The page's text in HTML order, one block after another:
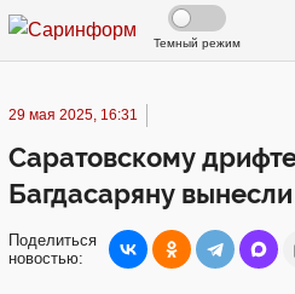
Темный режим
29 мая 2025, 16:31
Саратовскому
Багдасаряну
Поделиться
новостью: